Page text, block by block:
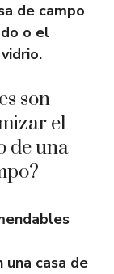
de campo
o el
.
son
el
de una
casa de